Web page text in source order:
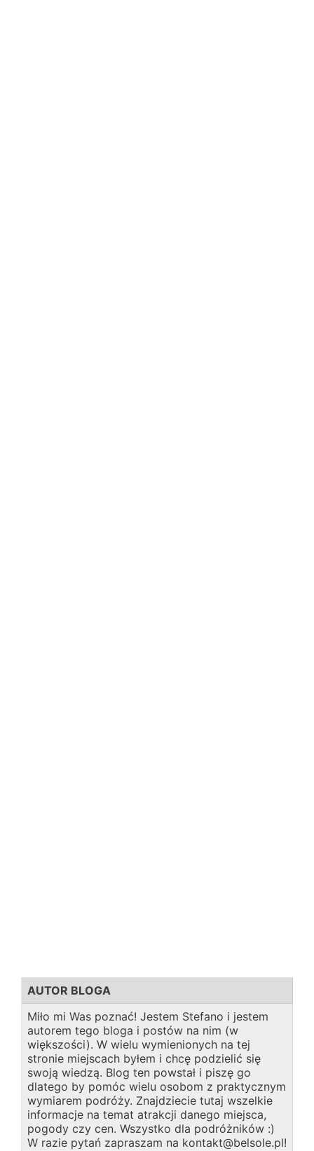
AUTOR BLOGA
Miło mi Was poznać! Jestem Stefano i jestem
autorem tego bloga i postów na nim (w
większości). W wielu wymienionych na tej
stronie miejscach byłem i chcę podzielić się
swoją wiedzą. Blog ten powstał i piszę go
dlatego by pomóc wielu osobom z praktycznym
wymiarem podróży. Znajdziecie tutaj wszelkie
informacje na temat atrakcji danego miejsca,
pogody czy cen. Wszystko dla podróżników :)
W razie pytań zapraszam na kontakt@belsole.pl!